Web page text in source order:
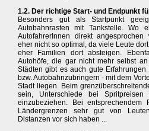
1.2. Der richtige Start- und Endpunkt
Besonders gut als Startpunkt
Autobahnrasten mit Tankstelle. Wo
AutofahrerInnen direkt
eher nicht so optimal, da viele Leute
eher Familien dort absteigen.
Autohöfe, die gar nicht mehr selbst
Städten gibt es auch gute Erfahrungen
bzw. Autobahnzubringern - mit dem
Stadt liegen. Beim
sein, Unterschiede bei
einzubeziehen. Bei entsprechendem
Ländergrenzen sehr gut von
Distanzen vor sich haben ...